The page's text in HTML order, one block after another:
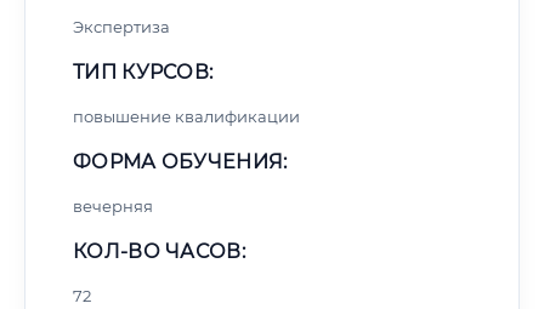
Экспертиза
ТИП КУРСОВ:
повышение квалификации
ФОРМА ОБУЧЕНИЯ:
вечерняя
КОЛ-ВО ЧАСОВ:
72